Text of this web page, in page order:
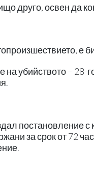
друго, освен да
е
на убийството –
постановление с
за срок от 72